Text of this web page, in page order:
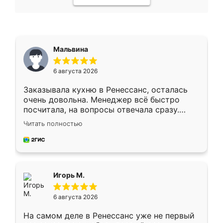
Мальвина
6 августа 2026
Заказывала кухню в Ренессанс, осталась
очень довольна. Менеджер всё быстро
посчитала, на вопросы отвечала сразу.
Замерщик приехал в субботу, подошёл к
делу со всей ответственностью. Собрали
за день, ребята работали аккуратно, даже
Читать полностью
Игорь М.
6 августа 2026
На самом деле в Ренессанс уже не первый